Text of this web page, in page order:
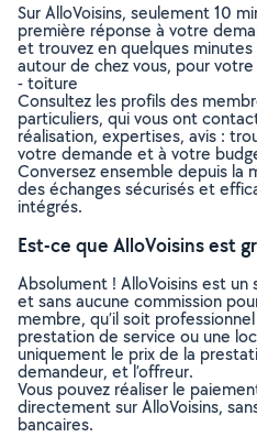
Sur AlloVoisins, seulement 10
première réponse à votre
et trouvez en quelques
autour de chez vous, pour
- toiture
Consultez les profils des
particuliers, qui vous ont
réalisation, expertises, avis :
votre demande et à votre
Conversez ensemble depuis la
des échanges sécurisés et
intégrés.
Est-ce que AlloVoisins est
Absolument ! AlloVoisins est
et sans aucune commission
membre, qu’il soit
prestation de service ou une
uniquement le prix de la
demandeur, et l’offreur.
Vous pouvez réaliser le
directement sur AlloVoisins,
bancaires.